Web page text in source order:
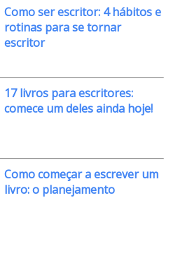
Como ser escritor: 4 hábitos e
rotinas para se tornar
escritor
17 livros para escritores:
comece um deles ainda hoje!
Como começar a escrever um
livro: o planejamento